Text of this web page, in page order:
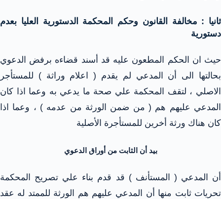
ثانيا : مخالفة القانون وحكم المحكمة الدستورية العليا بعدم
دستورية
حيث ان الحكم المطعون عليه قد أسند قضاءه برفض الدعوي
بحالتها الى أن المدعي لم يقدم ( اعلام وراثة ) للمستأجر
الاصلي ، لتقف المحكمة علي صحة ما يدعي به وعما اذا كان
المدعي عليهم هم ( من ضمن الورثة من عدمه ) ، وعما اذا
كان هناك ورثة أخرين للمستأجرة الأصلية
بيد أن الثابت من أوراق الدعوي
أن المدعي ( المستأنف ) قد قدم بناء علي تصريح المحكمة
تحريات ثابت منها أن المدعي عليهم هم الورثة للممتد له عقد